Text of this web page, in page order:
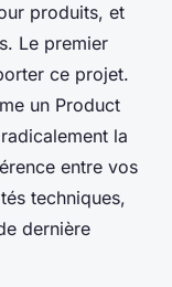
produits, et
Le premier
ce projet.
un Product
la
entre vos
techniques,
dernière